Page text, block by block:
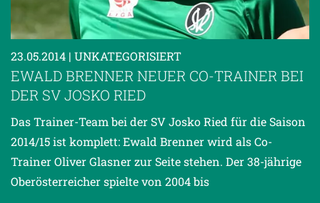
23.05.2014 | UNKATEGORISIERT
EWALD BRENNER NEUER CO-TRAINER BEI
DER SV JOSKO RIED
Das Trainer-Team bei der SV Josko Ried für die Saison
2014/15 ist komplett: Ewald Brenner wird als Co-
Trainer Oliver Glasner zur Seite stehen. Der 38-jährige
Oberösterreicher spielte von 2004 bis